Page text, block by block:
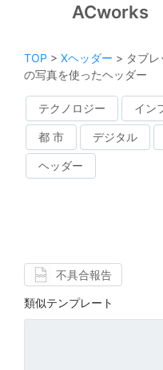
ACworks
TOP > Xヘッダー > タブ
の写真を使ったヘッダー
テクノロジー イン
都 市 デジタル
ヘッダー
不具合報告
類似テンプレート